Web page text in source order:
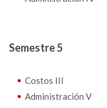
Semestre 5
Costos III
Administración V